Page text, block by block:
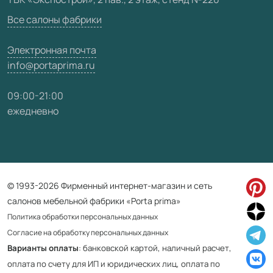
Все салоны фабрики
Электронная почта
info@portaprima.ru
09:00-21:00
ежедневно
© 1993-2026 Фирменный интернет-магазин и сеть
салонов мебельной фабрики «Porta prima»
Политика обработки персональных данных
Согласие на обработку персональных данных
Варианты оплаты: банковской картой, наличный расчет,
оплата по счету для ИП и юридических лиц, оплата по